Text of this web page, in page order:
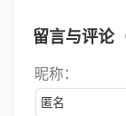
留言与评论
昵称：